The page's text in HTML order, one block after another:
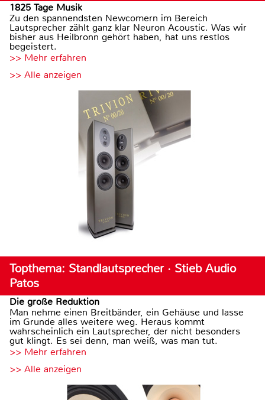
1825 Tage Musik
Zu den spannendsten Newcomern im Bereich
Lautsprecher zählt ganz klar Neuron Acoustic. Was wir
bisher aus Heilbronn gehört haben, hat uns restlos
begeistert.
>> Mehr erfahren
>> Alle anzeigen
Topthema: Standlautsprecher · Stieb Audio
Patos
Die große Reduktion
Man nehme einen Breitbänder, ein Gehäuse und lasse
im Grunde alles weitere weg. Heraus kommt
wahrscheinlich ein Lautsprecher, der nicht besonders
gut klingt. Es sei denn, man weiß, was man tut.
>> Mehr erfahren
>> Alle anzeigen